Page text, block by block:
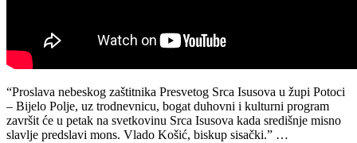
“Proslava nebeskog zaštitnika Presvetog Srca Isusova u župi Potoci
– Bijelo Polje, uz trodnevnicu, bogat duhovni i kulturni program
završit će u petak na svetkovinu Srca Isusova kada središnje misno
slavlje predslavi mons. Vlado Košić, biskup sisački.” …